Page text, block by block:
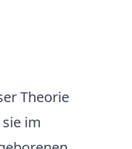
Theorie
im